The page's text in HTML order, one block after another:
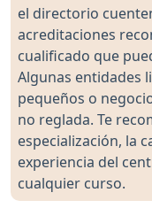
el directorio
acreditaciones
cualificado que
Algunas entidades
pequeños o
no reglada. Te
especialización, la
experiencia del
cualquier curso.